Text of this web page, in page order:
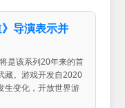
导演表示并
是该系列20年来的首
藏。游戏开发自2020
生变化，开放世界游